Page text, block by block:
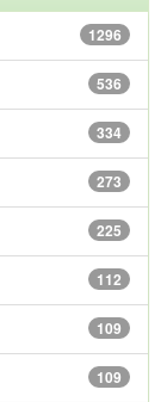
1296
536
334
273
225
112
109
109